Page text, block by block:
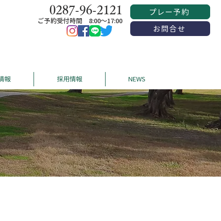
0287-96-2121
ご予約受付時間 8:00〜17:00
プレー予約
お問合せ
報 採用情報 NEWS